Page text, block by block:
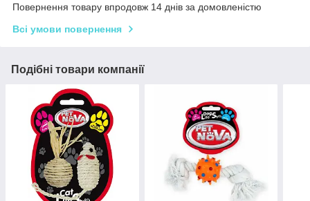
Повернення товару впродовж 14 днів за домовленістю
Всі умови повернення
Подібні товари компанії